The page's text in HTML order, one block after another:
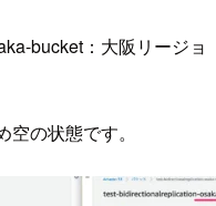
bucket：大阪リージョ
の状態です。